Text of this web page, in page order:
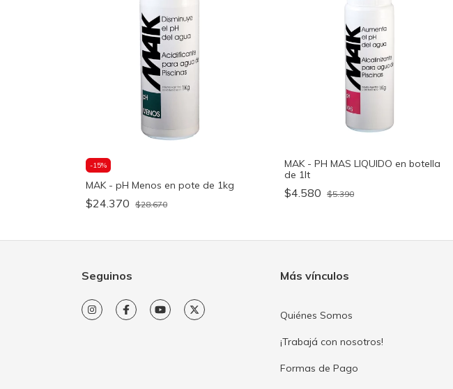
-15%
MAK - pH Menos en pote de 1kg
$24.370 $28.670
MAK - PH MAS LIQUIDO en botella
de 1lt
$4.580 $5.390
Seguinos Más vínculos
Quiénes Somos
¡Trabajá con nosotros!
Formas de Pago